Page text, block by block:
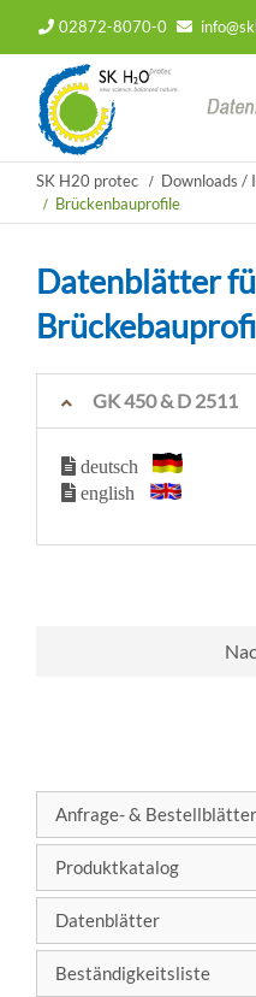
02872-8070-0
SK H20 protec Downloads /
Brückenbauprofile
Datenblätter
GK 450 & D 2511
deutsch
english
Anfrage- & Bestellblätter
Produktkatalog
Datenblätter
Beständigkeitsliste